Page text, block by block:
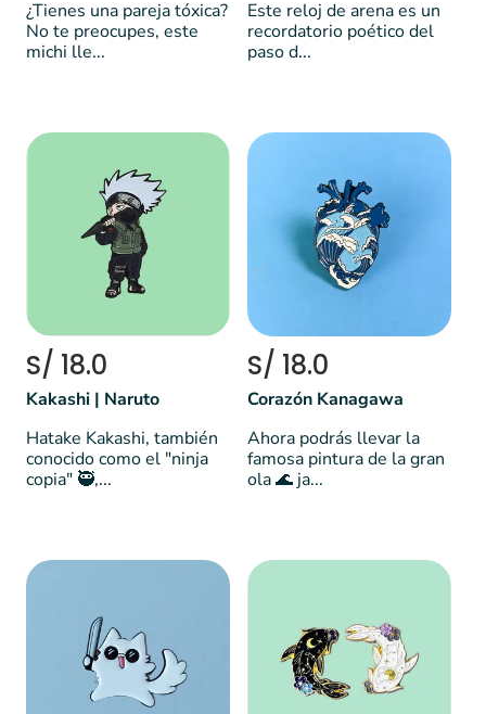
¿Tienes una pareja tóxica?
No te preocupes, este
michi lle...
Este reloj de arena es un
recordatorio poético del
paso d...
S/ 18.0
Kakashi | Naruto
Hatake Kakashi, también
conocido como el "ninja
copia" 🥷,...
S/ 18.0
Corazón Kanagawa
Ahora podrás llevar la
famosa pintura de la gran
ola 🌊 ja...